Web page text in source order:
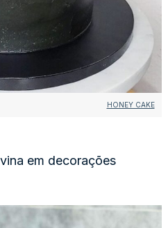
HONEY CAKE
em decorações